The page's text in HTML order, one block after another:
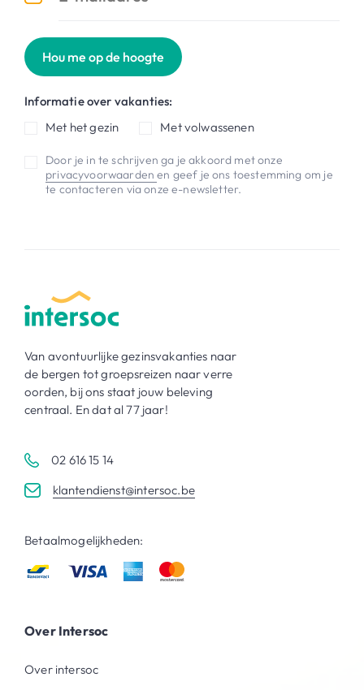
Hou me op de hoogte
Informatie over vakanties:
Met het gezin
Met volwassenen
Door je in te schrijven ga je akkoord met onze
privacyvoorwaardenen geef je ons toestemming om je
te contacteren via onze e-newsletter.
Van avontuurlijke gezinsvakanties naar
de bergen tot groepsreizen naar verre
oorden, bij ons staat jouw beleving
centraal. En dat al 77 jaar!
02 616 15 14
klantendienst@intersoc.be
Betaalmogelijkheden:
Over Intersoc
Over intersoc